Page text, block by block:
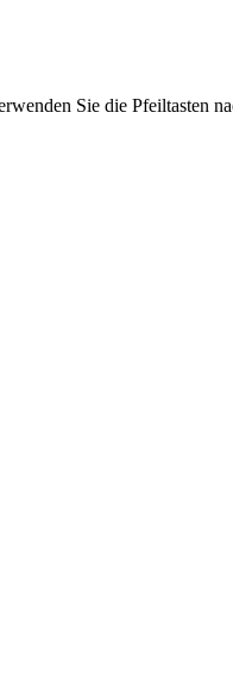
Sie die Pfeiltasten